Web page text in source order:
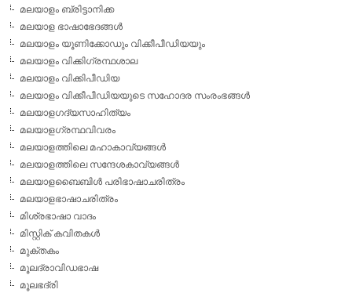
മലയാളം ബ്രിട്ടാനിക്ക
മലയാള ഭാഷാഭേദങ്ങള്‍
മലയാളം യൂണിക്കോഡും വിക്കീപീഡിയയും
മലയാളം വിക്കിഗ്രന്ഥശാല
മലയാളം വിക്കിപീഡിയ
മലയാളം വിക്കീപീഡിയയുടെ സഹോദര സംരംഭങ്ങള്‍
മലയാളഗദ്യസാഹിത്യം
മലയാളഗ്രന്ഥവിവരം
മലയാളത്തിലെ മഹാകാവ്യങ്ങള്‍
മലയാളത്തിലെ സന്ദേശകാവ്യങ്ങള്‍
മലയാളബൈബിള്‍ പരിഭാഷാചരിത്രം
മലയാളഭാഷാചരിത്രം
മിശ്രഭാഷാ വാദം
മിസ്റ്റിക് കവിതകള്‍
മുക്തകം
മൂലദ്രാവിഡഭാഷ
മൂലഭദ്രി